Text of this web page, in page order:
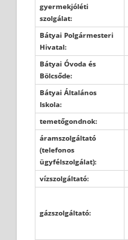
gyermekjóléti
szolgálat:
Bátyai Polgármesteri
Hivatal:
Bátyai Óvoda és
Bölcsőde:
Bátyai Általános
Iskola:
temetőgondnok:
áramszolgáltató
(telefonos
ügyfélszolgálat):
vízszolgáltató:
gázszolgáltató: